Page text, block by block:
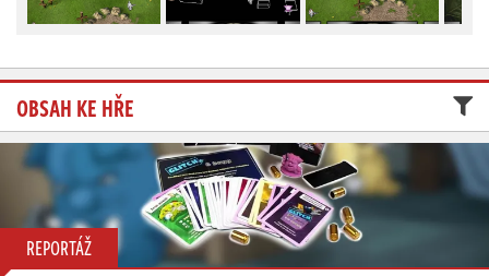
OBSAH KE HŘE
REPORTÁŽ